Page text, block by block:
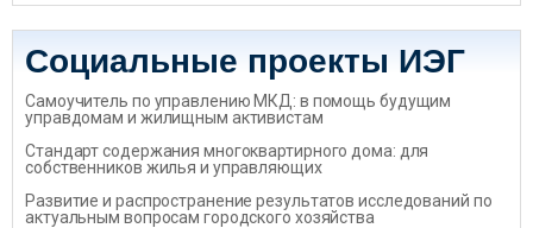
Социальные проекты ИЭГ
Самоучитель по управлению МКД: в помощь будущим
управдомам и жилищным активистам
Стандарт содержания многоквартирного дома: для
собственников жилья и управляющих
Развитие и распространение результатов исследований по
актуальным вопросам городского хозяйства